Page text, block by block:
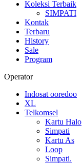
Koleksi Terbaik
SIMPATI
Kontak
Terbaru
History
Sale
Program
Operator
Indosat ooredoo
XL
Telkomsel
Kartu Halo
Simpati
Kartu As
Loop
Simpati.